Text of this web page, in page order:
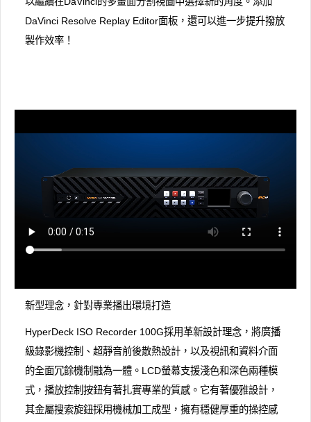
DaVinci Resolve Replay Editor面板，還可以進一步提升撥放
製作效率！
新型理念，針對專業播出環境打造
HyperDeck ISO Recorder 100G採用革新設計理念，將廣播
級錄影機控制、超靜音前後散熱設計，以及視訊和資料介面
的全面冗餘機制融為一體。LCD螢幕支援淺色和深色兩種模
式，播放控制按鈕有著扎實專業的質感。它有著優雅設計，
其金屬搜索旋鈕採用機械加工成型，擁有穩健厚重的操控感